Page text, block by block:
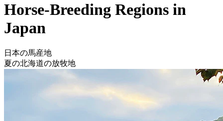
Horse-Breeding Regions in
Japan
日本の馬産地
夏の北海道の放牧地